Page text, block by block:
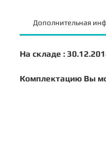
Дополнительная
На складе :
Комплектацию Вы